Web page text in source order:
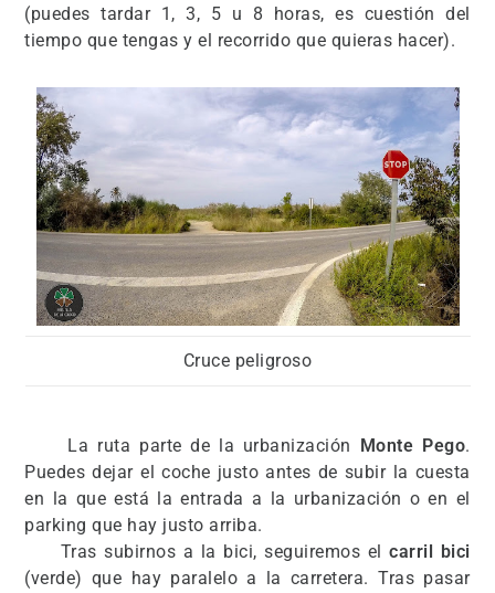
(puedes tardar 1, 3, 5 u 8 horas, es cuestión del
tiempo que tengas y el recorrido que quieras hacer).
Cruce peligroso
La ruta parte de la urbanización Monte Pego.
Puedes dejar el coche justo antes de subir la cuesta
en la que está la entrada a la urbanización o en el
parking que hay justo arriba.
Tras subirnos a la bici, seguiremos elcarril bici
(verde) que hay paralelo a la carretera. Tras pasar